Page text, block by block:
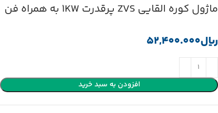
ماژول کوره القایی ZVS پرقدرت 1KW به همراه فن
﷼
افزودن به سبد خرید